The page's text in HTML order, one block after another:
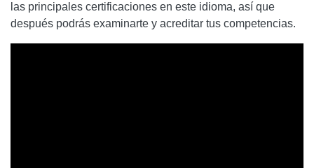
las principales certificaciones en este idioma, así que
después podrás examinarte y acreditar tus competencias.